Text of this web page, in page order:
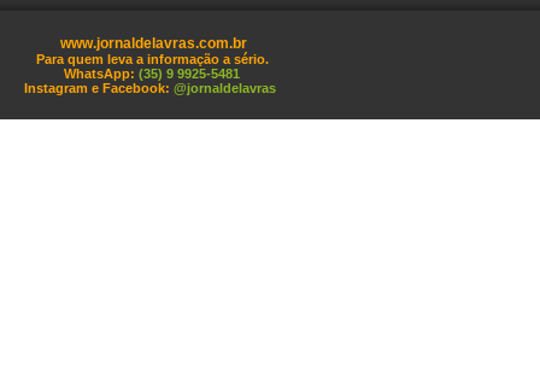
www.jornaldelavras.com.br
Para quem leva a informação a sério.
WhatsApp: (35) 9 9925-5481
Instagram e Facebook: @jornaldelavras